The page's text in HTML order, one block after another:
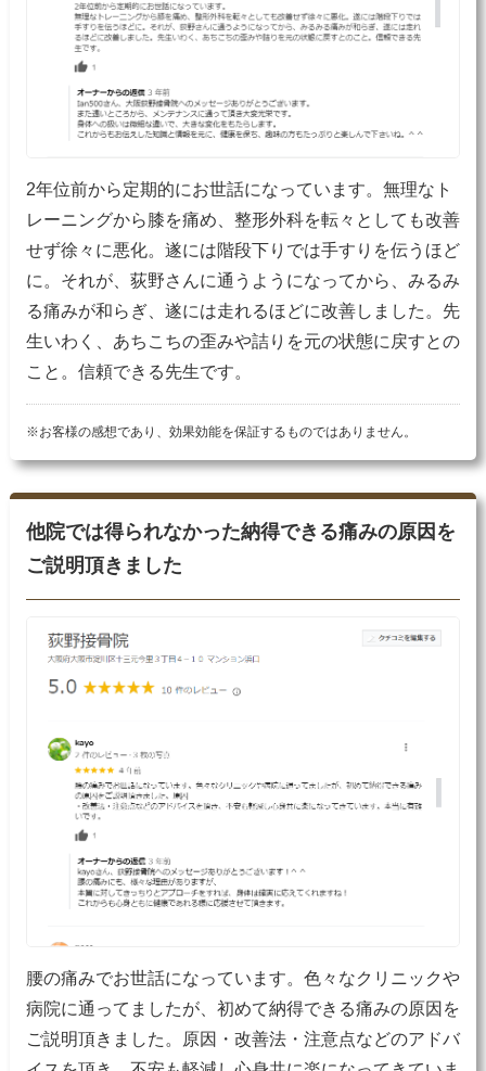
2年位前から定期的にお世話になっています。無理なト
レーニングから膝を痛め、整形外科を転々としても改善
せず徐々に悪化。遂には階段下りでは手すりを伝うほど
に。それが、荻野さんに通うようになってから、みるみ
る痛みが和らぎ、遂には走れるほどに改善しました。先
生いわく、あちこちの歪みや詰りを元の状態に戻すとの
こと。信頼できる先生です。
※お客様の感想であり、効果効能を保証するものではありません。
他院では得られなかった納得できる痛みの原因を
ご説明頂きました
腰の痛みでお世話になっています。色々なクリニックや
病院に通ってましたが、初めて納得できる痛みの原因を
ご説明頂きました。原因・改善法・注意点などのアドバ